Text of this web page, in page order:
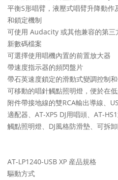
平衡S形唱臂，液壓式唱臂升降動
和鎖定機制
可使用 Audacity 或其他兼容的第
新數碼檔案
可選擇使用唱機內置的前置放大器
帶速度指示器的頻閃盤片
帶石英速度鎖定的滑動式變調控制
可移動的唱針觸點照明燈，便於在
附件帶接地線的雙RCA輸出導線、
適配器、AT-XP5 DJ用唱頭、AT-
觸點照明燈、DJ風格防滑墊、可拆
AT-LP1240-USB XP 産品規格
驅動方式